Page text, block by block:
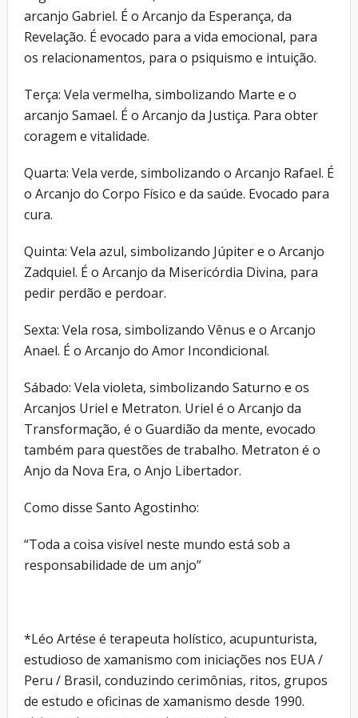
arcanjo Gabriel. É o Arcanjo da Esperança, da
Revelação. É evocado para a vida emocional, para
os relacionamentos, para o psiquismo e intuição.
Terça: Vela vermelha, simbolizando Marte e o
arcanjo Samael. É o Arcanjo da Justiça. Para obter
coragem e vitalidade.
Quarta: Vela verde, simbolizando o Arcanjo Rafael. É
o Arcanjo do Corpo Físico e da saúde. Evocado para
cura.
Quinta: Vela azul, simbolizando Júpiter e o Arcanjo
Zadquiel. É o Arcanjo da Misericórdia Divina, para
pedir perdão e perdoar.
Sexta: Vela rosa, simbolizando Vênus e o Arcanjo
Anael. É o Arcanjo do Amor Incondicional.
Sábado: Vela violeta, simbolizando Saturno e os
Arcanjos Uriel e Metraton. Uriel é o Arcanjo da
Transformação, é o Guardião da mente, evocado
também para questões de trabalho. Metraton é o
Anjo da Nova Era, o Anjo Libertador.
Como disse Santo Agostinho:
“Toda a coisa visível neste mundo está sob a
responsabilidade de um anjo”
*Léo Artése é terapeuta holístico, acupunturista,
estudioso de xamanismo com iniciações nos EUA /
Peru / Brasil, conduzindo cerimônias, ritos, grupos
de estudo e oficinas de xamanismo desde 1990.